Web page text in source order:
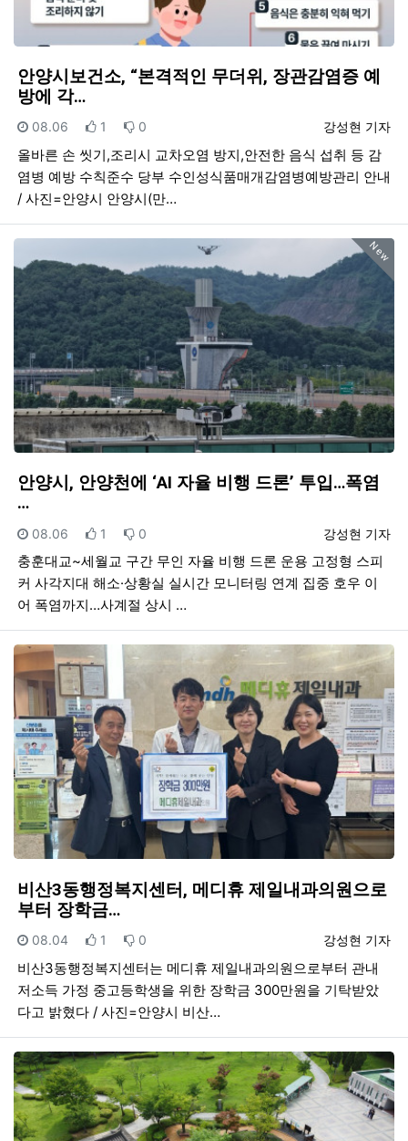
안양시보건소, “본격적인 무더위, 장관감염증 예
방에 각…
등록자
강성현 기자
등록일
08.06 추천
1 비추천
0
올바른 손 씻기,조리시 교차오염 방지,안전한 음식 섭취 등 감
염병 예방 수칙준수 당부 수인성식품매개감염병예방관리 안내
/ 사진=안양시 안양시(만…
New
안양시, 안양천에 ‘AI 자율 비행 드론’ 투입…폭염
…
등록자
강성현 기자
등록일
08.06 추천
1 비추천
0
충훈대교~세월교 구간 무인 자율 비행 드론 운용 고정형 스피
커 사각지대 해소·상황실 실시간 모니터링 연계 집중 호우 이
어 폭염까지…사계절 상시 …
비산3동행정복지센터, 메디휴 제일내과의원으로
부터 장학금…
등록자
강성현 기자
등록일
08.04 추천
1 비추천
0
비산3동행정복지센터는 메디휴 제일내과의원으로부터 관내
저소득 가정 중고등학생을 위한 장학금 300만원을 기탁받았
다고 밝혔다 / 사진=안양시 비산…